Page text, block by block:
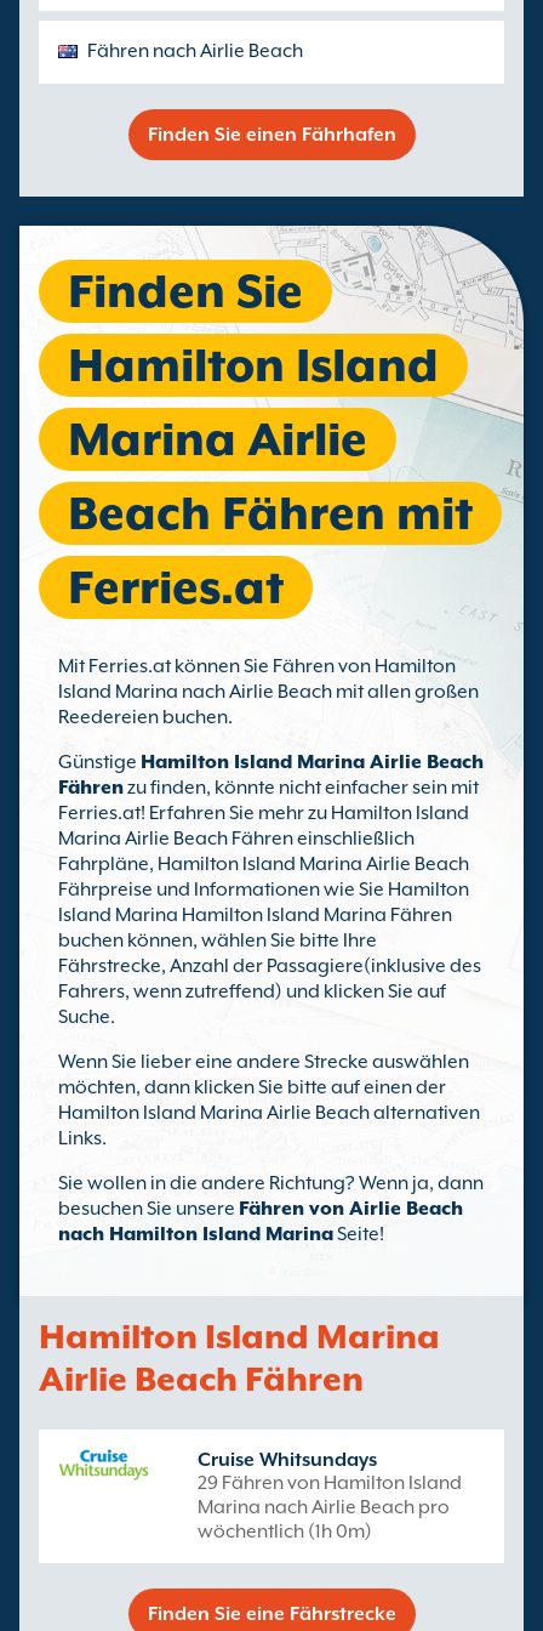
Fähren nach Airlie Beach
Finden Sie einen Fährhafen
Finden Sie
Hamilton Island
Marina Airlie
Beach Fähren mit
Ferries.at
Mit Ferries.at können Sie Fähren von Hamilton
Island Marina nach Airlie Beach mit allen großen
Reedereien buchen.
Günstige Hamilton Island Marina Airlie Beach
Fährenzu finden, könnte nicht einfacher sein mit
Ferries.at! Erfahren Sie mehr zu Hamilton Island
Marina Airlie Beach Fähren einschließlich
Fahrpläne, Hamilton Island Marina Airlie Beach
Fährpreise und Informationen wie Sie Hamilton
Island Marina Hamilton Island Marina Fähren
buchen können, wählen Sie bitte Ihre
Fährstrecke, Anzahl der Passagiere(inklusive des
Fahrers, wenn zutreffend) und klicken Sie auf
Suche.
Wenn Sie lieber eine andere Strecke auswählen
möchten, dann klicken Sie bitte auf einen der
Hamilton Island Marina Airlie Beach alternativen
Links.
Sie wollen in die andere Richtung? Wenn ja, dann
besuchen Sie unsere Fähren von Airlie Beach
nach Hamilton Island MarinaSeite!
Hamilton Island Marina
Airlie Beach Fähren
Cruise Whitsundays
29 Fähren von Hamilton Island
Marina nach Airlie Beach pro
wöchentlich (1h 0m)
Finden Sie eine Fährstrecke